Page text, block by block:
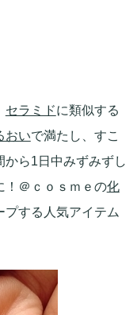
セラミドに類似する
おいで満たし、すこ
ら1日中みずみずし
！＠ｃｏｓｍｅの化
プする人気アイテム